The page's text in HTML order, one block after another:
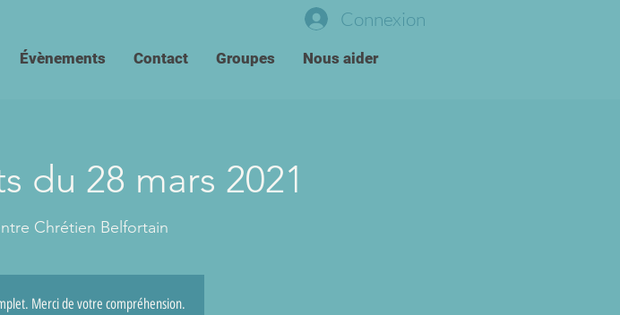
Connexion
Évènements Contact Groupes Nous aider
du 28 mars 2021
Chrétien Belfortain
Merci de votre compréhension.